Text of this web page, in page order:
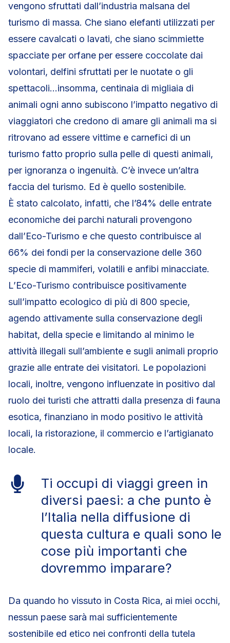
vengono sfruttati dall’industria malsana del
turismo di massa. Che siano elefanti utilizzati per
essere cavalcati o lavati, che siano scimmiette
spacciate per orfane per essere coccolate dai
volontari, delfini sfruttati per le nuotate o gli
spettacoli…insomma, centinaia di migliaia di
animali ogni anno subiscono l’impatto negativo di
viaggiatori che credono di amare gli animali ma si
ritrovano ad essere vittime e carnefici di un
turismo fatto proprio sulla pelle di questi animali,
per ignoranza o ingenuità. C’è invece un’altra
faccia del turismo. Ed è quello sostenibile.
È stato calcolato, infatti, che l’84% delle entrate
economiche dei parchi naturali provengono
dall’Eco-Turismo e che questo contribuisce al
66% dei fondi per la conservazione delle 360
specie di mammiferi, volatili e anfibi minacciate.
L’Eco-Turismo contribuisce positivamente
sull’impatto ecologico di più di 800 specie,
agendo attivamente sulla conservazione degli
habitat, della specie e limitando al minimo le
attività illegali sull’ambiente e sugli animali proprio
grazie alle entrate dei visitatori. Le popolazioni
locali, inoltre, vengono influenzate in positivo dal
ruolo dei turisti che attratti dalla presenza di fauna
esotica, finanziano in modo positivo le attività
locali, la ristorazione, il commercio e l’artigianato
locale.
Ti occupi di viaggi green in
diversi paesi: a che punto è
l’Italia nella diffusione di
questa cultura e quali sono le
cose più importanti che
dovremmo imparare?
Da quando ho vissuto in Costa Rica, ai miei occhi,
nessun paese sarà mai sufficientemente
sostenibile ed etico nei confronti della tutela